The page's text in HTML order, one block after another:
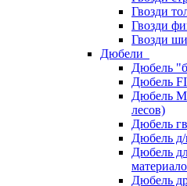
Гвозди
Гвозди
Гвозди
Дюбели
Дюбель
Дюбель
Дюбель
лесов)
Дюбель
Дюбель д/
Дюбель
Дюбель